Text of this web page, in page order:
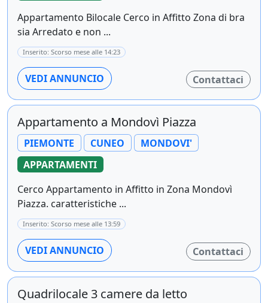
Appartamento Bilocale Cerco in Affitto Zona di bra
sia Arredato e non ...
Inserito: Scorso mese alle 14:23
VEDI ANNUNCIO Contattaci
Appartamento a Mondovì Piazza
PIEMONTE CUNEO
MONDOVI'
APPARTAMENTI
Cerco Appartamento in Affitto in Zona Mondovì
Piazza. caratteristiche ...
Inserito: Scorso mese alle 13:59
VEDI ANNUNCIO Contattaci
Quadrilocale 3 camere da letto